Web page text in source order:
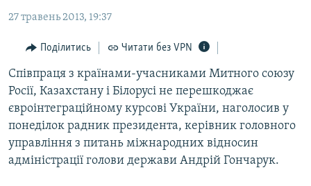
основної
навігації
Перейти
пошуку
БЛОГИ
ПОГЛЯД
ІНТЕРВ'Ю
ВСЕ ЗА ДЕНЬ
СПЕЦПРОЕКТИ
ДЕПОРТАЦІЯ
ЯК ОБІЙТИ БЛОКУВАННЯ
27 травень 2013, 19:37
Поділитись Читати без VPN
Співпраця з країнами-учасниками Митного союзу
Росії, Казахстану і Білорусі не перешкоджає
євроінтеграційному курсові України, наголосив у
понеділок радник президента, керівник головного
управління з питань міжнародних відносин
адміністрації голови держави Андрій Гончарук.